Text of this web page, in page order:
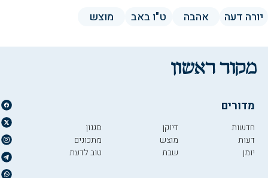
יורה דעה אהבה ט"ו באב מוצש
מדורים
חדשות
דעות
יומן
דיוקן
מוצש
שבת
סגנון
מתכונים
טוב לדעת